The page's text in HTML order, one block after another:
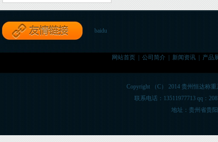
baidu
网站首页 公司简介 新闻资讯 产品
Copyright （C） 2014 贵州恒达称
联系电话：13511977713 qq：
地址：贵州省贵